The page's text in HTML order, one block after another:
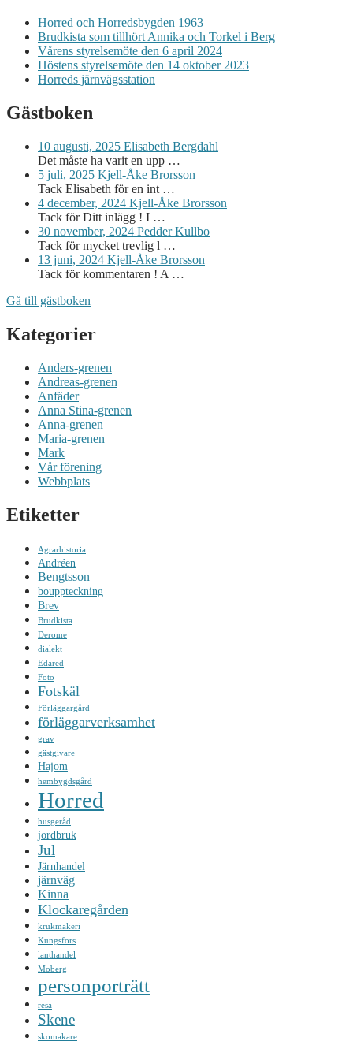
Horred och Horredsbygden 1963
Brudkista som tillhört Annika och Torkel i Berg
Vårens styrelsemöte den 6 april 2024
Höstens styrelsemöte den 14 oktober 2023
Horreds järnvägsstation
Gästboken
10 augusti, 2025 Elisabeth Bergdahl
Det måste ha varit en upp …
5 juli, 2025 Kjell-Åke Brorsson
Tack Elisabeth för en int …
4 december, 2024 Kjell-Åke Brorsson
Tack för Ditt inlägg ! I …
30 november, 2024 Pedder Kullbo
Tack för mycket trevlig l …
13 juni, 2024 Kjell-Åke Brorsson
Tack för kommentaren ! A …
Gå till gästboken
Kategorier
Anders-grenen
Andreas-grenen
Anfäder
Anna Stina-grenen
Anna-grenen
Maria-grenen
Mark
Vår förening
Webbplats
Etiketter
Agrarhistoria
Andréen
Bengtsson
bouppteckning
Brev
Brudkista
Derome
dialekt
Edared
Foto
Fotskäl
Förläggargård
förläggarverksamhet
grav
gästgivare
Hajom
hembygdsgård
Horred
husgeråd
jordbruk
Jul
Järnhandel
järnväg
Kinna
Klockaregården
krukmakeri
Kungsfors
lanthandel
Moberg
personporträtt
resa
Skene
skomakare